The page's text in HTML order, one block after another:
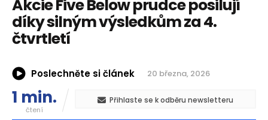
Akcie Five Below prudce posilují
díky silným výsledkům za 4.
čtvrtletí
Poslechněte si článek 20 března, 2026
1 min.
čtení
Přihlaste se k odběru newsletteru